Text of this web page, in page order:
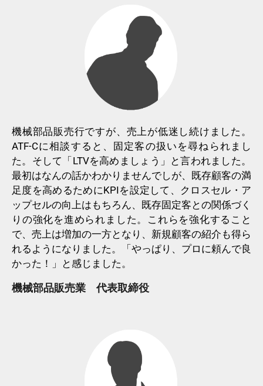
機械部品販売行ですが、売上が低迷し続けました。
ATF-Cに相談すると、固定客の扱いを尋ねられまし
た。そして「LTVを高めましょう」と言われました。
最初はなんの話かわかりませんでしが、既存顧客の満
足度を高めるためにKPIを設定して、クロスセル・ア
ップセルの向上はもちろん、既存固定客との関係づく
りの強化を進められました。これらを強化すること
で、売上は増加の一方となり、新規顧客の紹介も得ら
れるようになりました。「やっぱり、プロに頼んで良
かった！」と感じました。
機械部品販売業 代表取締役